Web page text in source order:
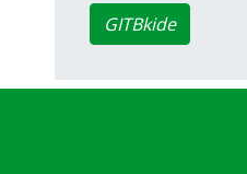
GITBkide